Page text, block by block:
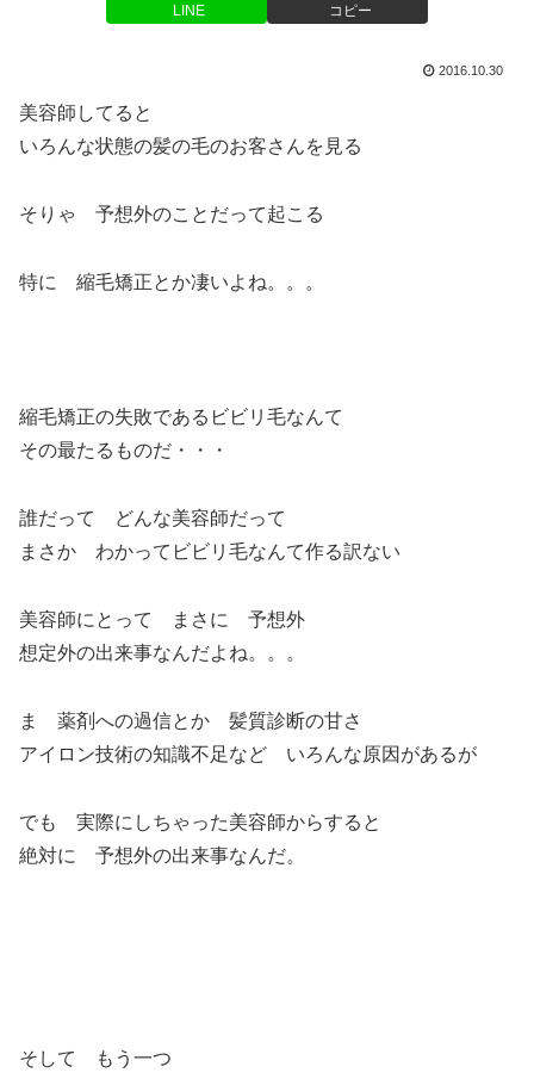
LINE コピー
2016.10.30
美容師してると
いろんな状態の髪の毛のお客さんを見る
そりゃ 予想外のことだって起こる
特に 縮毛矯正とか凄いよね。。。
縮毛矯正の失敗であるビビリ毛なんて
その最たるものだ・・・
誰だって どんな美容師だって
まさか わかってビビリ毛なんて作る訳ない
美容師にとって まさに 予想外
想定外の出来事なんだよね。。。
ま 薬剤への過信とか 髪質診断の甘さ
アイロン技術の知識不足など いろんな原因があるが
でも 実際にしちゃった美容師からすると
絶対に 予想外の出来事なんだ。
そして もう一つ